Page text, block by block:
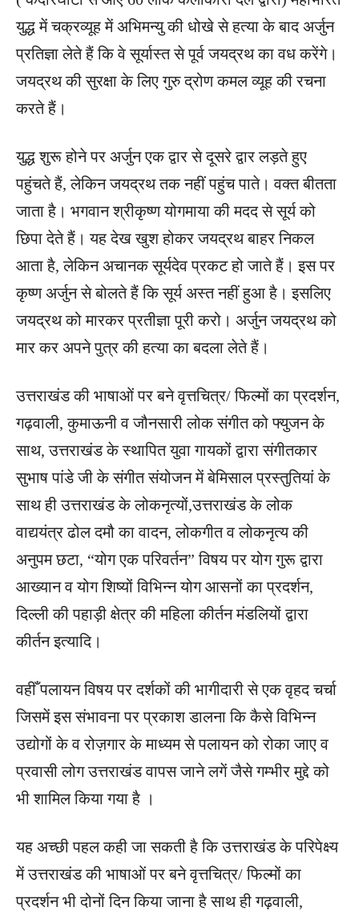
युद्ध में चक्रव्यूह में अभिमन्यु की धोखे से हत्या के बाद अर्जुन
प्रतिज्ञा लेते हैं कि वे सूर्यास्त से पूर्व जयद्रथ का वध करेंगे।
जयद्रथ की सुरक्षा के लिए गुरु द्रोण कमल व्यूह की रचना
करते हैं।
युद्ध शुरू होने पर अर्जुन एक द्वार से दूसरे द्वार लड़ते हुए
पहुंचते हैं, लेकिन जयद्रथ तक नहीं पहुंच पाते। वक्त बीतता
जाता है। भगवान श्रीकृष्ण योगमाया की मदद से सूर्य को
छिपा देते हैं। यह देख खुश होकर जयद्रथ बाहर निकल
आता है, लेकिन अचानक सूर्यदेव प्रकट हो जाते हैं। इस पर
कृष्ण अर्जुन से बोलते हैं कि सूर्य अस्त नहीं हुआ है। इसलिए
जयद्रथ को मारकर प्रतीज्ञा पूरी करो। अर्जुन जयद्रथ को
मार कर अपने पुत्र की हत्या का बदला लेते हैं।
उत्तराखंड की भाषाओं पर बने वृत्तचित्र/ फिल्मों का प्रदर्शन,
गढ़वाली, कुमाऊनी व जौनसारी लोक संगीत को फ्युजन के
साथ, उत्तराखंड के स्थापित युवा गायकों द्वारा संगीतकार
सुभाष पांडे जी के संगीत संयोजन में बेमिसाल प्रस्तुतियां के
साथ ही उत्तराखंड के लोकनृत्यों,उत्तराखंड के लोक
वाद्ययंत्र ढोल दमौ का वादन, लोकगीत व लोकनृत्य की
अनुपम छटा, “योग एक परिवर्तन” विषय पर योग गुरू द्वारा
आख्यान व योग शिष्यों विभिन्न योग आसनों का प्रदर्शन,
दिल्ली की पहाड़ी क्षेत्र की महिला कीर्तन मंडलियों द्वारा
कीर्तन इत्यादि।
वहीँ पलायन विषय पर दर्शकों की भागीदारी से एक वृहद चर्चा
जिसमें इस संभावना पर प्रकाश डालना कि कैसे विभिन्न
उद्योगों के व रोज़गार के माध्यम से पलायन को रोका जाए व
प्रवासी लोग उत्तराखंड वापस जाने लगें जैसे गम्भीर मुद्दे को
भी शामिल किया गया है ।
यह अच्छी पहल कही जा सकती है कि उत्तराखंड के परिपेक्ष्य
में उत्तराखंड की भाषाओं पर बने वृत्तचित्र/ फिल्मों का
प्रदर्शन भी दोनों दिन किया जाना है साथ ही गढ़वाली,